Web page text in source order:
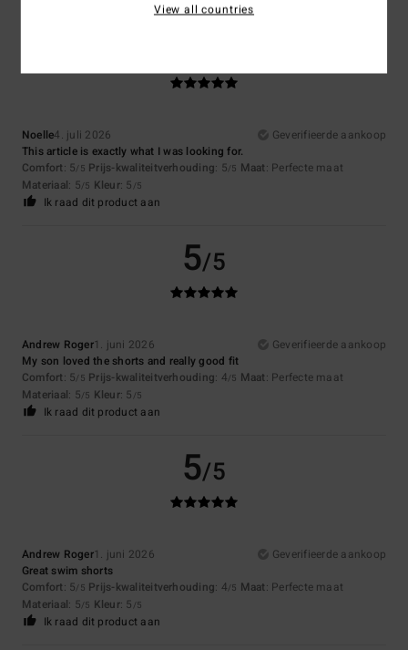
Noelle4. juli 2026
Geverifieerde aankoop
This article is exactly what I was looking for.
Comfort: 5/5 Prijs-kwaliteitverhouding: 5/5 Maat: Perfecte maat
Materiaal: 5/5 Kleur: 5 /5
Ik raad dit product aan
5/5
Andrew Roger1. juni 2026
Geverifieerde aankoop
My son loved the shorts and really good fit
Comfort: 5/5 Prijs-kwaliteitverhouding: 4/5 Maat: Perfecte maat
Materiaal: 5/5 Kleur: 5 /5
Ik raad dit product aan
5/5
Andrew Roger1. juni 2026
Geverifieerde aankoop
Great swim shorts
Comfort: 5/5 Prijs-kwaliteitverhouding: 4/5 Maat: Perfecte maat
Materiaal: 5/5 Kleur: 5 /5
Ik raad dit product aan
View all countries